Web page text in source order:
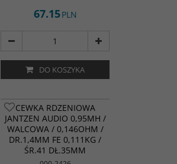
67.15PLN
DO KOSZYKA
CEWKA RDZENIOWA
JANTZEN AUDIO 0,95MH /
WALCOWA / 0,146OHM /
DR.1,4MM FE 0,111KG /
ŚR.41 DŁ.35MM